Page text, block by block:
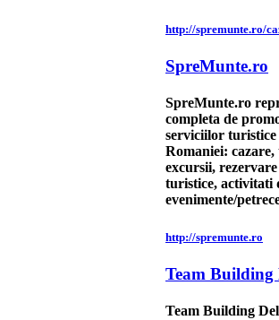
http://spremunte.ro/
SpreMunte.ro
SpreMunte.ro
completa de
serviciilor
Romaniei:
excursii,
turistice, activitati
evenimente/
http://spremunte.ro
Team
Team Building